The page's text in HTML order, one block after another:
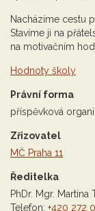
Nacházíme cestu
Stavíme ji na
na motivačním
Hodnoty školy
Právní forma
příspěvková
Zřizovatel
MČ Praha 11
Ředitelka
PhDr. Mgr. Martina
Telefon: +420 272